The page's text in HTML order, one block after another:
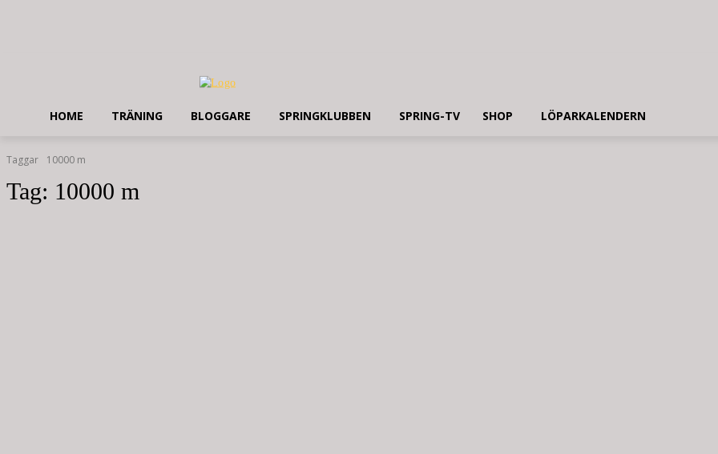
HOME TRÄNING BLOGGARE SPRINGKLUBBEN SPRING-TV SHOP LÖPARKALENDERN
Taggar 10000 m
Tag: 10000 m